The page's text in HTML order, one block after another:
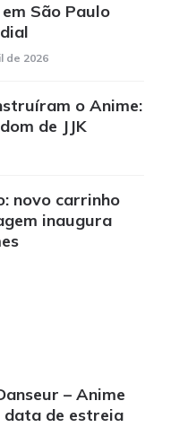
São Paulo
de 2026
o Anime:
de JJK
novo carrinho
inaugura
– Anime
data de estreia